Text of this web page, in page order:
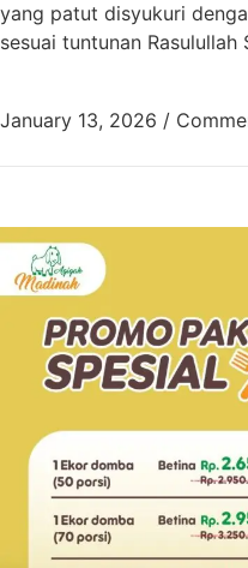
yang patut disyukuri
sesuai tuntunan Rasulullah
January 13, 2026 /